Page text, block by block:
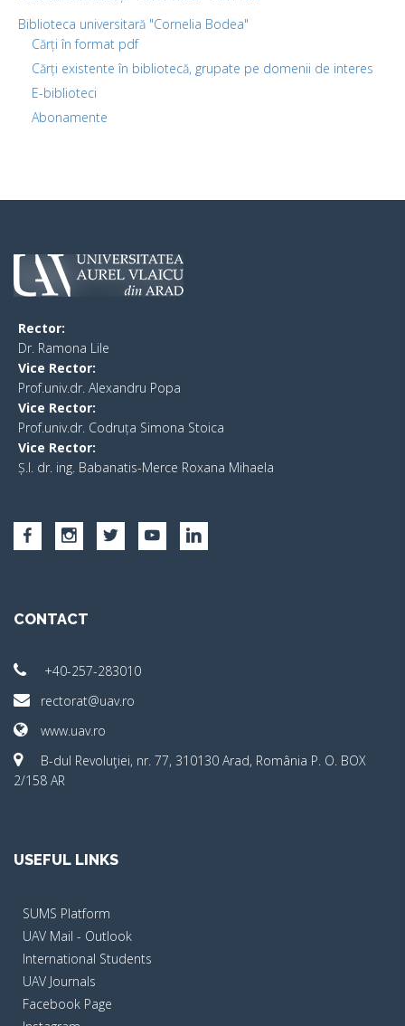
Biblioteca universitară "Cornelia Bodea"
Cărți în format pdf
Cărți existente în bibliotecă, grupate pe domenii de interes
E-biblioteci
Abonamente
Rector:
​Dr. Ramona Lile
Vice Rector:
Prof.univ.dr. Alexandru Popa
Vice Rector:
Prof.univ.dr. Codruța Simona Stoica
Vice Rector:
Ș.I. dr. ing. Babanatis-Merce Roxana Mihaela
CONTACT
+40-257-283010
rectorat@uav.ro
www.uav.ro
B-dul Revoluţiei, nr. 77, 310130 Arad, România P. O. BOX
2/158 AR
USEFUL LINKS
SUMS Platform
UAV Mail - Outlook
International Students
UAV Journals
Facebook Page